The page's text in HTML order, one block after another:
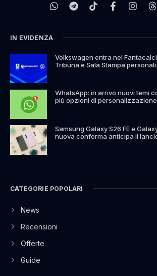
IN EVIDENZA
Volkswagen entra nel
Tribuna e Sala Stampa
WhatsApp: in arrivo nuovi temi
più opzioni di personalizzazione
Samsung Galaxy S26 FE e
nuova conferma anticipa il
CATEGORIE POPOLARI
News
Recensioni
Offerte
Guide